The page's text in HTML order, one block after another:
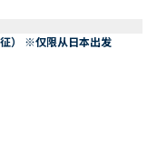
） ※仅限从日本出发